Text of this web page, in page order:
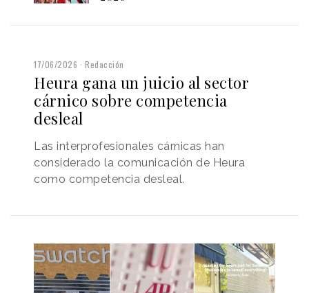
17/06/2026 Redacción
Heura gana un juicio al sector
cárnico sobre competencia
desleal
Las interprofesionales cárnicas han
considerado la comunicación de Heura
como competencia desleal.